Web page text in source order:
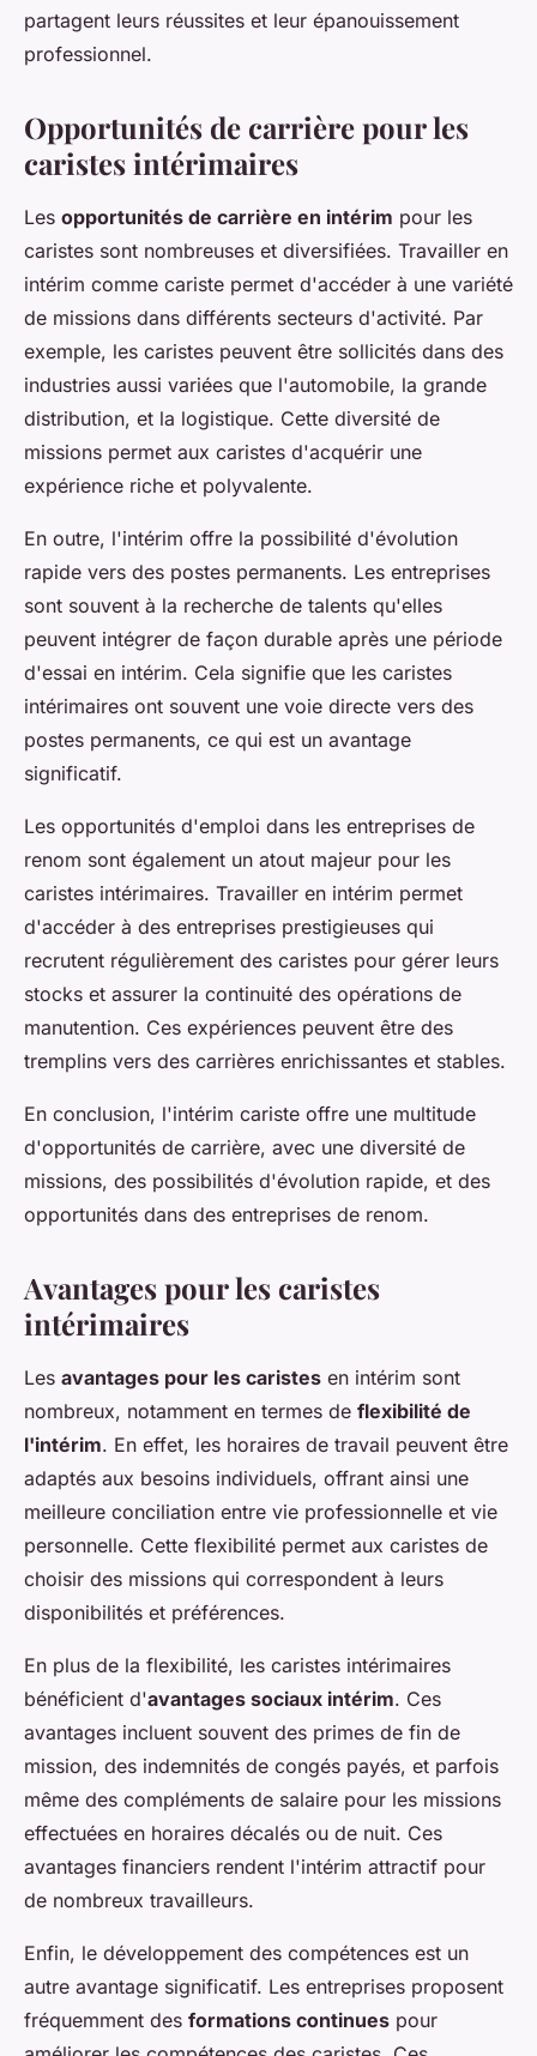
partagent leurs réussites et leur épanouissement
professionnel.
Opportunités de carrière pour les
caristes intérimaires
Les opportunités de carrière en intérim pour les
caristes sont nombreuses et diversifiées. Travailler en
intérim comme cariste permet d'accéder à une variété
de missions dans différents secteurs d'activité. Par
exemple, les caristes peuvent être sollicités dans des
industries aussi variées que l'automobile, la grande
distribution, et la logistique. Cette diversité de
missions permet aux caristes d'acquérir une
expérience riche et polyvalente.
En outre, l'intérim offre la possibilité d'évolution
rapide vers des postes permanents. Les entreprises
sont souvent à la recherche de talents qu'elles
peuvent intégrer de façon durable après une période
d'essai en intérim. Cela signifie que les caristes
intérimaires ont souvent une voie directe vers des
postes permanents, ce qui est un avantage
significatif.
Les opportunités d'emploi dans les entreprises de
renom sont également un atout majeur pour les
caristes intérimaires. Travailler en intérim permet
d'accéder à des entreprises prestigieuses qui
recrutent régulièrement des caristes pour gérer leurs
stocks et assurer la continuité des opérations de
manutention. Ces expériences peuvent être des
tremplins vers des carrières enrichissantes et stables.
En conclusion, l'intérim cariste offre une multitude
d'opportunités de carrière, avec une diversité de
missions, des possibilités d'évolution rapide, et des
opportunités dans des entreprises de renom.
Avantages pour les caristes
intérimaires
Les avantages pour les caristes en intérim sont
nombreux, notamment en termes de flexibilité de
l'intérim. En effet, les horaires de travail peuvent être
adaptés aux besoins individuels, offrant ainsi une
meilleure conciliation entre vie professionnelle et vie
personnelle. Cette flexibilité permet aux caristes de
choisir des missions qui correspondent à leurs
disponibilités et préférences.
En plus de la flexibilité, les caristes intérimaires
bénéficient d'avantages sociaux intérim. Ces
avantages incluent souvent des primes de fin de
mission, des indemnités de congés payés, et parfois
même des compléments de salaire pour les missions
effectuées en horaires décalés ou de nuit. Ces
avantages financiers rendent l'intérim attractif pour
de nombreux travailleurs.
Enfin, le développement des compétences est un
autre avantage significatif. Les entreprises proposent
fréquemment des formations continues pour